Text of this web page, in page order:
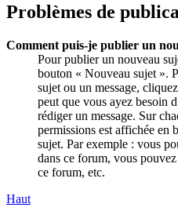
Problèmes de
Comment puis-je publier un
Pour publier un nouveau
bouton « Nouveau sujet ».
sujet ou un message,
peut que vous ayez besoin
rédiger un message. Sur
permissions est affichée en
sujet. Par exemple : vous
dans ce forum, vous
ce forum, etc.
Haut